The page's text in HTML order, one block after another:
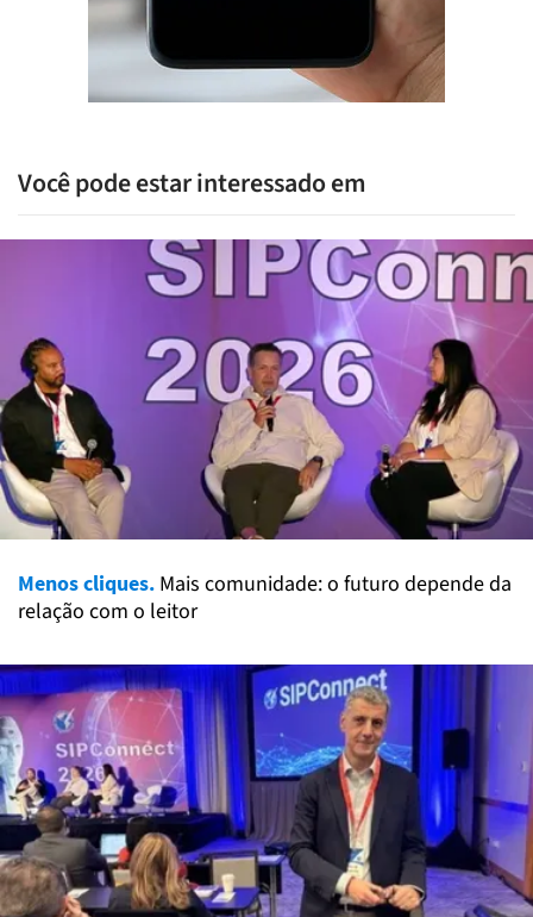
Você pode estar interessado em
Menos cliques. Mais comunidade: o futuro depende da
relação com o leitor